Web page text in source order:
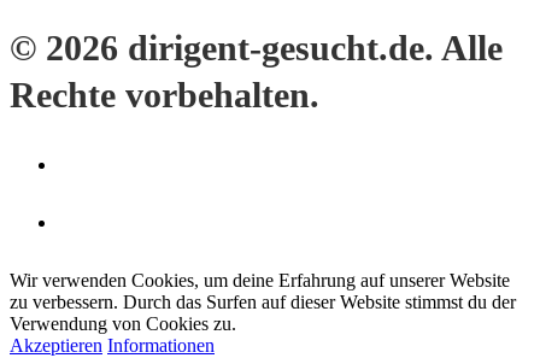
© 2026 dirigent-gesucht.de. Alle
Rechte vorbehalten.
Wir verwenden Cookies, um deine Erfahrung auf unserer Website
zu verbessern. Durch das Surfen auf dieser Website stimmst du der
Verwendung von Cookies zu.
Akzeptieren Informationen